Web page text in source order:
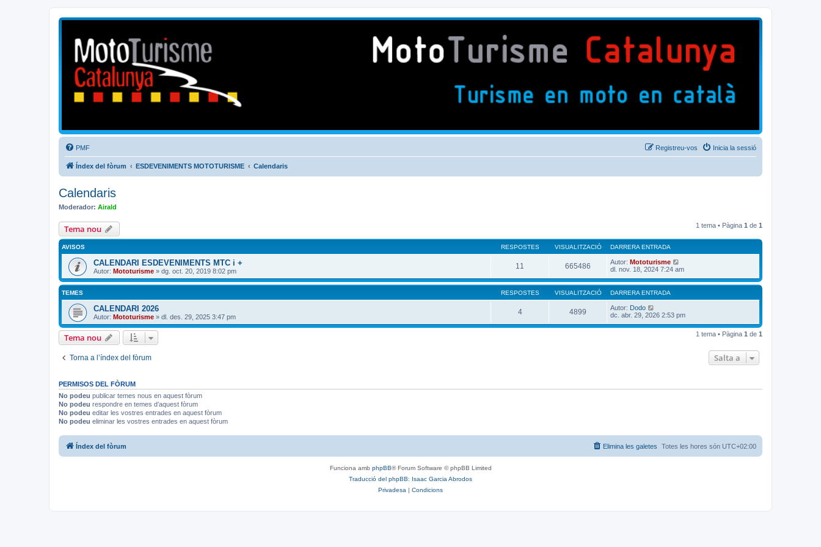
Mototurisme
Turisme en moto en català
PMF Inicia la sessió
Registreu-vos
Índex del fòrum ESDEVENIMENTS MOTOTURISME Calendaris
Calendaris
Moderador: Airald
Tema nou 1 tema • Pàgina 1 de 1
AVISOS RESPOSTES VISUALITZACIÓ DARRERA ENTRADA
CALENDARI ESDEVENIMENTS MTC i +
Autor: Mototurisme » dg. oct. 20, 2019 8:02 pm
11 665486 Autor: Mototurisme
dl. nov. 18, 2024 7:24 am
TEMES RESPOSTES VISUALITZACIÓ DARRERA ENTRADA
CALENDARI 2026
Autor: Mototurisme » dl. des. 29, 2025 3:47 pm
4 4899 Autor: Dodo
dc. abr. 29, 2026 2:53 pm
Tema nou 1 tema • Pàgina 1 de 1
Torna a l’índex del fòrum Salta a
PERMISOS DEL FÒRUM
No podeu publicar temes nous en aquest fòrum
No podeu respondre en temes d’aquest fòrum
No podeu editar les vostres entrades en aquest fòrum
No podeu eliminar les vostres entrades en aquest fòrum
Índex del fòrum Totes les hores són UTC+02:00
Elimina les galetes
Funciona amb phpBB® Forum Software © phpBB Limited
Traducció del phpBB: Isaac Garcia Abrodos
Privadesa | Condicions